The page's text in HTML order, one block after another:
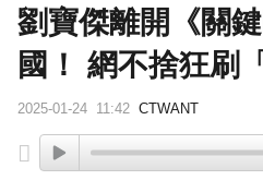
劉寶傑離開《關
國！ 網不捨狂刷
2025-01-24 11:42 CTWANT